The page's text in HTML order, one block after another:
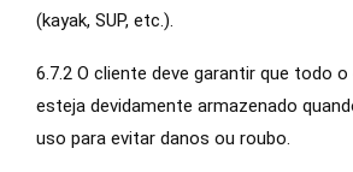
(kayak, SUP, etc.).
6.7.2 O cliente deve garantir que todo
esteja devidamente armazenado
uso para evitar danos ou roubo.